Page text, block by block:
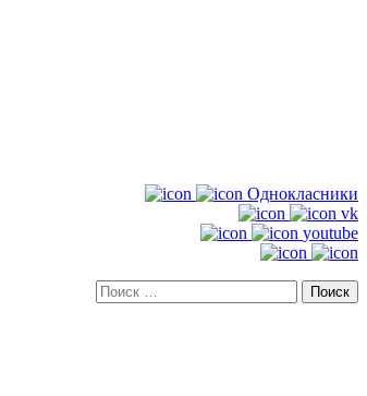
Однокласники
vk
youtube
Искать: